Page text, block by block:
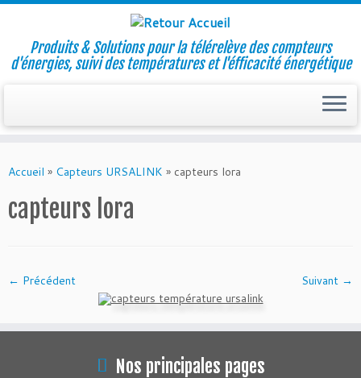
to
Produits & Solutions pour la télérelève des compteurs
d'énergies, suivi des températures et l'éfficacité énergétique
Accueil » Capteurs URSALINK » capteurs lora
capteurs lora
← Précédent Suivant →
Nos principales pages